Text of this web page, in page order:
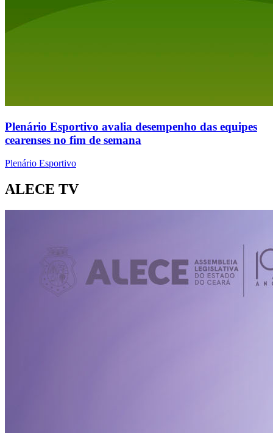
Plenário Esportivo avalia desempenho das equipes
cearenses no fim de semana
Plenário Esportivo
ALECE TV